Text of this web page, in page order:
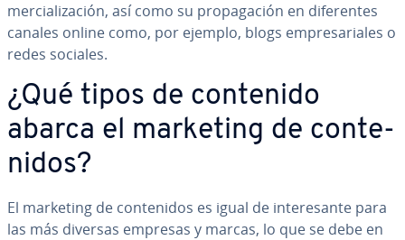
me­r­cia­li­za­ción, así como su pro­pa­ga­ción en di­fe­re­n­tes
canales online como, por ejemplo, blogs em­pre­sa­ria­les o
redes sociales.
¿Qué tipos de contenido
abarca el marketing de co­n­te­
ni­dos?
El marketing de co­n­te­ni­dos es igual de in­te­re­sa­n­te para
las más diversas empresas y marcas, lo que se debe en